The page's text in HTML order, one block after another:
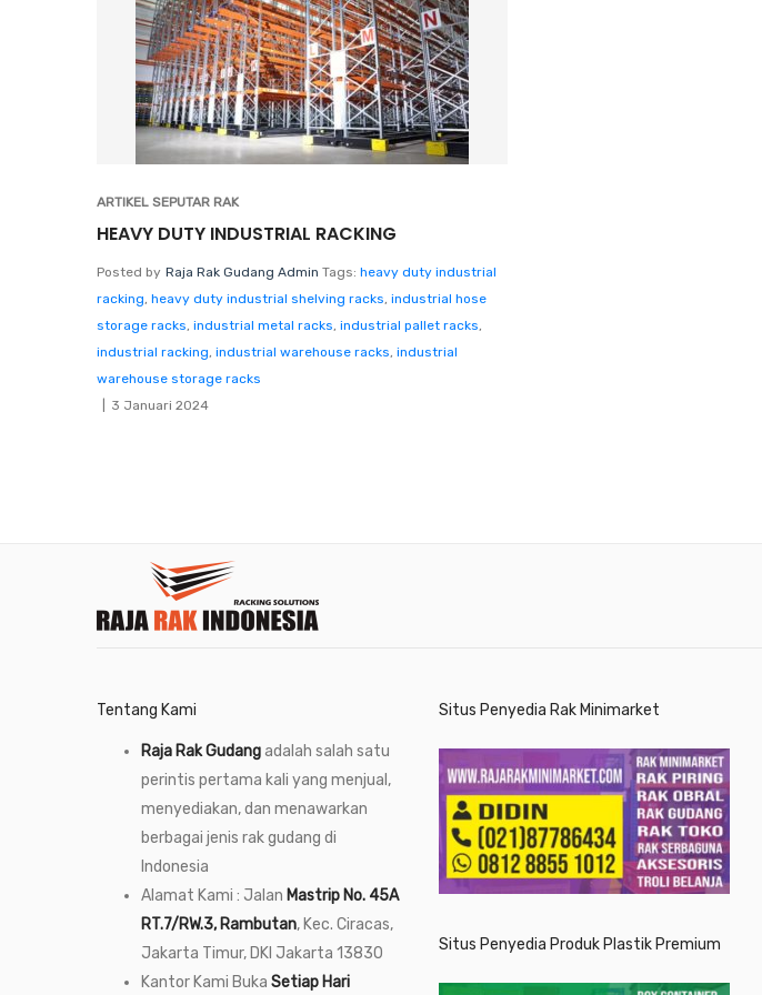
ARTIKEL SEPUTAR RAK
HEAVY DUTY INDUSTRIAL RACKING
Posted by Raja Rak Gudang Admin Tags: heavy duty industrial
racking, heavy duty industrial shelving racks, industrial hose
storage racks, industrial metal racks, industrial pallet racks,
industrial racking, industrial warehouse racks, industrial
warehouse storage racks
3 Januari 2024
Tentang Kami
Raja Rak Gudangadalah salah satu
perintis pertama kali yang menjual,
menyediakan, dan menawarkan
berbagai jenis rak gudang di
Indonesia
Alamat Kami : Jalan Mastrip No. 45A
RT.7/RW.3, Rambutan, Kec. Ciracas,
Jakarta Timur, DKI Jakarta 13830
Kantor Kami Buka Setiap Hari
Situs Penyedia Rak Minimarket
Situs Penyedia Produk Plastik Premium